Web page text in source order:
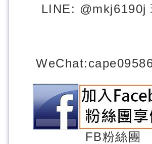
LINE: @mkj6190j
WeChat
FB粉絲團